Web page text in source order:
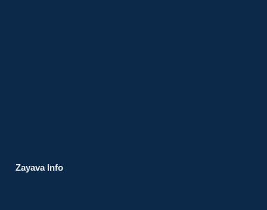
Zayava Info